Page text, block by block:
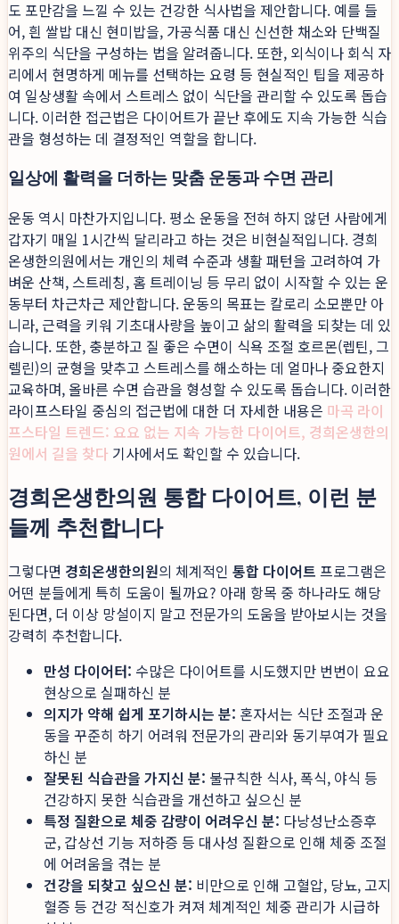
도 포만감을 느낄 수 있는 건강한 식사법을 제안합니다. 예를 들
어, 흰 쌀밥 대신 현미밥을, 가공식품 대신 신선한 채소와 단백질
위주의 식단을 구성하는 법을 알려줍니다. 또한, 외식이나 회식 자
리에서 현명하게 메뉴를 선택하는 요령 등 현실적인 팁을 제공하
여 일상생활 속에서 스트레스 없이 식단을 관리할 수 있도록 돕습
니다. 이러한 접근법은 다이어트가 끝난 후에도 지속 가능한 식습
관을 형성하는 데 결정적인 역할을 합니다.
일상에 활력을 더하는 맞춤 운동과 수면 관리
운동 역시 마찬가지입니다. 평소 운동을 전혀 하지 않던 사람에게
갑자기 매일 1시간씩 달리라고 하는 것은 비현실적입니다. 경희
온생한의원에서는 개인의 체력 수준과 생활 패턴을 고려하여 가
벼운 산책, 스트레칭, 홈 트레이닝 등 무리 없이 시작할 수 있는 운
동부터 차근차근 제안합니다. 운동의 목표는 칼로리 소모뿐만 아
니라, 근력을 키워 기초대사량을 높이고 삶의 활력을 되찾는 데 있
습니다. 또한, 충분하고 질 좋은 수면이 식욕 조절 호르몬(렙틴, 그
렐린)의 균형을 맞추고 스트레스를 해소하는 데 얼마나 중요한지
교육하며, 올바른 수면 습관을 형성할 수 있도록 돕습니다. 이러한
라이프스타일 중심의 접근법에 대한 더 자세한 내용은 마곡 라이
프스타일 트렌드: 요요 없는 지속 가능한 다이어트, 경희온생한의
원에서 길을 찾다 기사에서도 확인할 수 있습니다.
경희온생한의원 통합 다이어트, 이런 분
들께 추천합니다
그렇다면 경희온생한의원의 체계적인 통합 다이어트 프로그램은
어떤 분들에게 특히 도움이 될까요? 아래 항목 중 하나라도 해당
된다면, 더 이상 망설이지 말고 전문가의 도움을 받아보시는 것을
강력히 추천합니다.
만성 다이어터: 수많은 다이어트를 시도했지만 번번이 요요
현상으로 실패하신 분
의지가 약해 쉽게 포기하시는 분: 혼자서는 식단 조절과 운
동을 꾸준히 하기 어려워 전문가의 관리와 동기부여가 필요
하신 분
잘못된 식습관을 가지신 분: 불규칙한 식사, 폭식, 야식 등
건강하지 못한 식습관을 개선하고 싶으신 분
특정 질환으로 체중 감량이 어려우신 분: 다낭성난소증후
군, 갑상선 기능 저하증 등 대사성 질환으로 인해 체중 조절
에 어려움을 겪는 분
건강을 되찾고 싶으신 분: 비만으로 인해 고혈압, 당뇨, 고지
혈증 등 건강 적신호가 켜져 체계적인 체중 관리가 시급하